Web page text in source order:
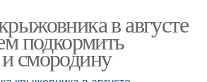
в августе
подкормить
смородину